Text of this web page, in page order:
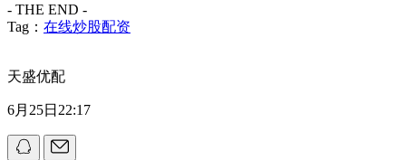
- THE END -
Tag： 在线炒股配资
天盛优配
6月25日22:17